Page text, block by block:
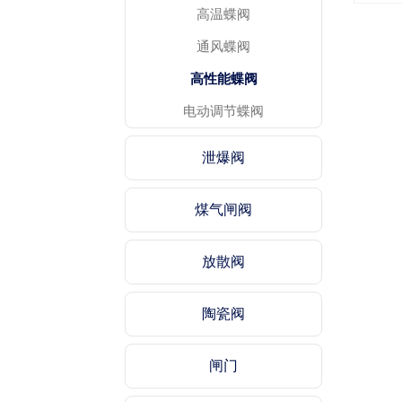
高温蝶阀
通风蝶阀
高性能蝶阀
电动调节蝶阀
泄爆阀
煤气闸阀
放散阀
陶瓷阀
闸门